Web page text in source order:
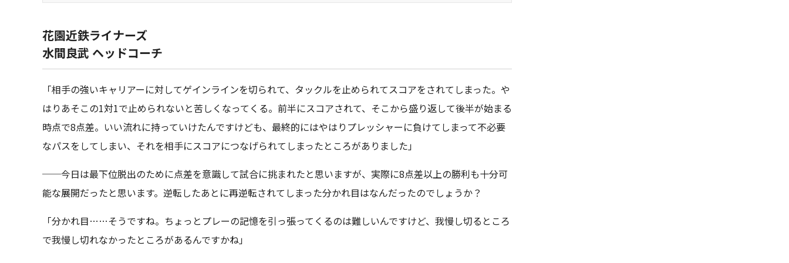
花園近鉄ライナーズ
水間良武 ヘッドコーチ
「相手の強いキャリアーに対してゲインラインを切られて、タックルを止められてスコアをされてしまった。や
はりあそこの1対1で止められないと苦しくなってくる。前半にスコアされて、そこから盛り返して後半が始まる
時点で8点差。いい流れに持っていけたんですけども、最終的にはやはりプレッシャーに負けてしまって不必要
なパスをしてしまい、それを相手にスコアにつなげられてしまったところがありました」
──今日は最下位脱出のために点差を意識して試合に挑まれたと思いますが、実際に8点差以上の勝利も十分可
能な展開だったと思います。逆転したあとに再逆転されてしまった分かれ目はなんだったのでしょうか？
「分かれ目……そうですね。ちょっとプレーの記憶を引っ張ってくるのは難しいんですけど、我慢し切るところ
で我慢し切れなかったところがあるんですかね」